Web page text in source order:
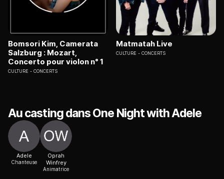
Bomsori Kim, Camerata
Salzburg : Mozart,
Concerto pour violon n° 1
CULTURE CONCERTS
Matmatah Live
CULTURE CONCERTS
Au casting dans One Night with Adele
Adele
Chanteuse
Oprah
Winfrey
Animatrice